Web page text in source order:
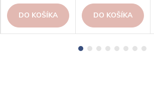
DO KOŠÍKA DO KOŠÍKA